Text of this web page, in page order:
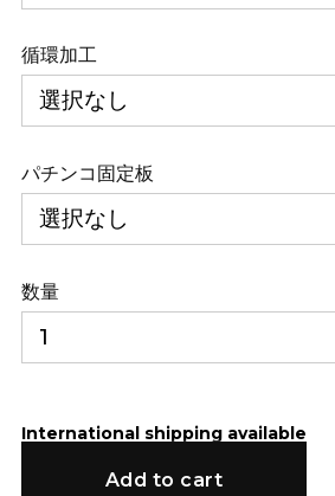
循環加工
パチンコ固定板
数量
International shipping available
Add to cart